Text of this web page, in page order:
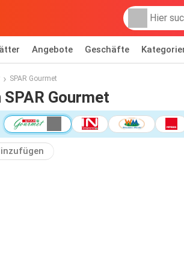
Angebote Geschäfte
SPAR Gourmet
Gourmet